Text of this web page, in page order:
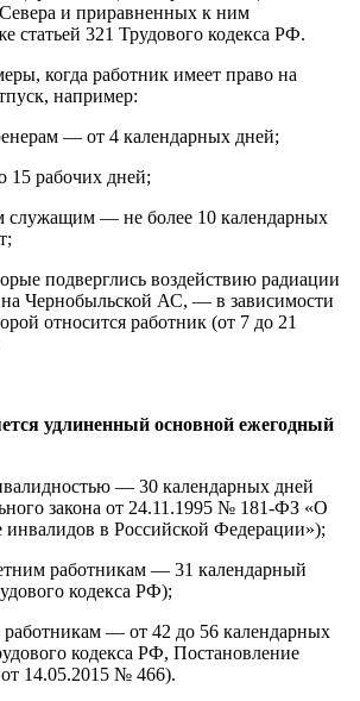
и приравненных к ним
статьей 321 Трудового кодекса РФ.
когда работник имеет право на
например:
— от 4 календарных дней;
рабочих дней;
— не более 10 календарных
подверглись воздействию радиации
на Чернобыльской АС, — в зависимости
относится работник (от 7 до 21
удлиненный основной ежегодный
— 30 календарных дней
закона от 24.11.1995 № 181-ФЗ «О
инвалидов в Российской Федерации»);
работникам — 31 календарный
кодекса РФ);
— от 42 до 56 календарных
кодекса РФ, Постановление
14.05.2015 № 466).